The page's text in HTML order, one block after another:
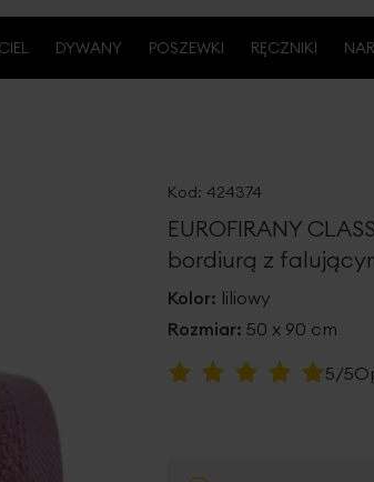
DYWANY POSZEWKI RĘCZNIKI
Kod: 424374
EUROFIRANY
bordiurą z
Kolor: liliowy
Rozmiar: 50 x 90 cm
Ocena:
5/5